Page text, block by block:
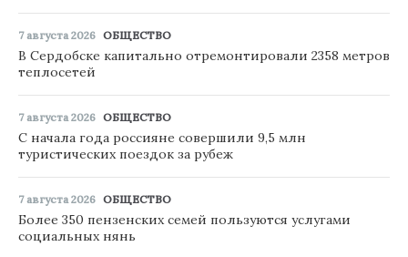
7 августа 2026 ОБЩЕСТВО
В Сердобске капитально отремонтировали 2358 метров
теплосетей
7 августа 2026 ОБЩЕСТВО
С начала года россияне совершили 9,5 млн
туристических поездок за рубеж
7 августа 2026 ОБЩЕСТВО
Более 350 пензенских семей пользуются услугами
социальных нянь